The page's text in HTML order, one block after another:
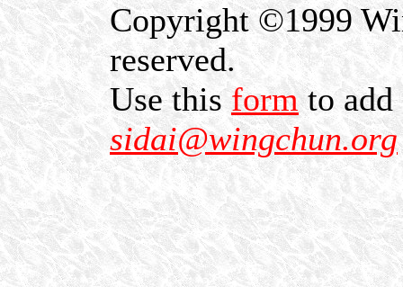
Copyright ©1999
reserved.
Use thisformto add
sidai@wingchun.org